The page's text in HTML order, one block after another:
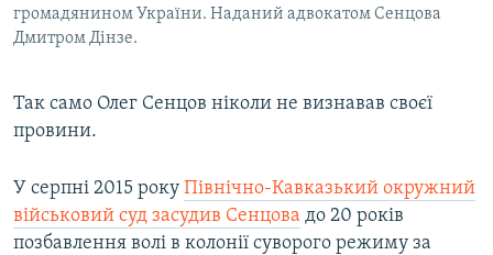
громадянином України. Наданий адвокатом Сенцова
Дмитром Дінзе.
Так само Олег Сенцов ніколи не визнавав своєї
провини.
У серпні 2015 року Північно-Кавказький окружний
військовий суд засудив Сенцова до 20 років
позбавлення волі в колонії суворого режиму за